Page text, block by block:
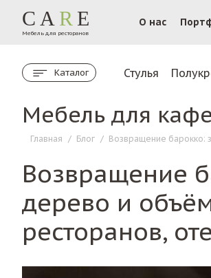
CA R E
Мебель для ресторанов
О нас
Каталог Стулья
Мебель для
Главная / Блог / Возвращение барокко:
Возвращение
дерево и
ресторанов,